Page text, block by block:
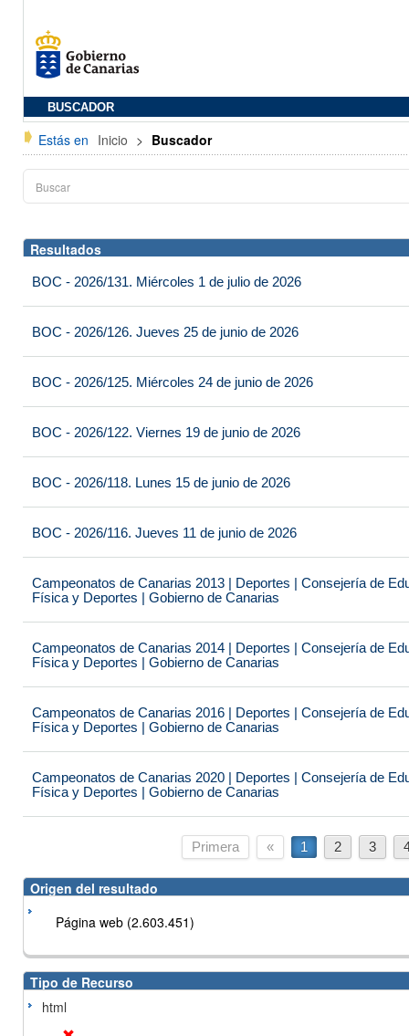
BUSCADOR
Estás en Inicio > Buscador
Resultados
BOC - 2026/131. Miércoles 1 de julio de 2026
BOC - 2026/126. Jueves 25 de junio de 2026
BOC - 2026/125. Miércoles 24 de junio de 2026
BOC - 2026/122. Viernes 19 de junio de 2026
BOC - 2026/118. Lunes 15 de junio de 2026
BOC - 2026/116. Jueves 11 de junio de 2026
Campeonatos de Canarias 2013 | Deportes | Consejería de
Física y Deportes | Gobierno de Canarias
Campeonatos de Canarias 2014 | Deportes | Consejería de
Física y Deportes | Gobierno de Canarias
Campeonatos de Canarias 2016 | Deportes | Consejería de
Física y Deportes | Gobierno de Canarias
Campeonatos de Canarias 2020 | Deportes | Consejería de
Física y Deportes | Gobierno de Canarias
Primera « 1 2 3
Origen del resultado
Página web (2.603.451)
Tipo de Recurso
html